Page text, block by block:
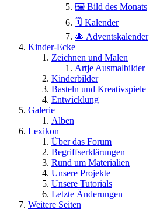
🖼 Bild des Monats
🗓 Kalender
🎄 Adventskalender
Kinder-Ecke
Zeichnen und Malen
Artje Ausmalbilder
Kinderbilder
Basteln und Kreativspiele
Entwicklung
Galerie
Alben
Lexikon
Über das Forum
Begriffserklärungen
Rund um Materialien
Unsere Projekte
Unsere Tutorials
Letzte Änderungen
Weitere Seiten